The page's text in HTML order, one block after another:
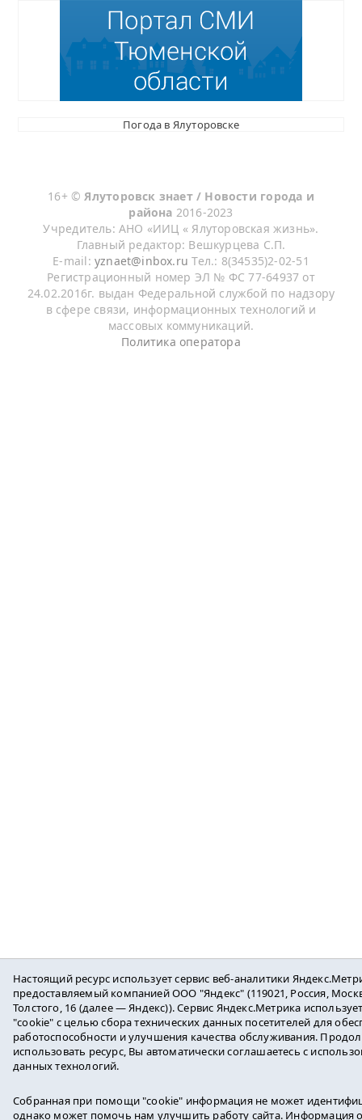
Погода в Ялуторовске
16+ © Ялуторовск знает / Новости города и
района 2016-2023
Учредитель: АНО «ИИЦ « Ялуторовская жизнь».
Главный редактор: Вешкурцева С.П.
E-mail: yznaet@inbox.ru Тел.: 8(34535)2-02-51
Регистрационный номер ЭЛ № ФС 77-64937 от
24.02.2016г. выдан Федеральной службой по надзору
в сфере связи, информационных технологий и
массовых коммуникаций.
Политика оператора
Настоящий ресурс использует сервис веб-аналитики
предоставляемый компанией ООО "Яндекс" (119021, Россия,
Толстого, 16 (далее — Яндекс)). Сервис Яндекс.Метрика
"cookie" с целью сбора технических данных посетителей для
работоспособности и улучшения качества обслуживания.
использовать ресурс, Вы автоматически соглашаетесь с
данных технологий.
Собранная при помощи "cookie" информация не может
однако может помочь нам улучшить работу сайта. Информация